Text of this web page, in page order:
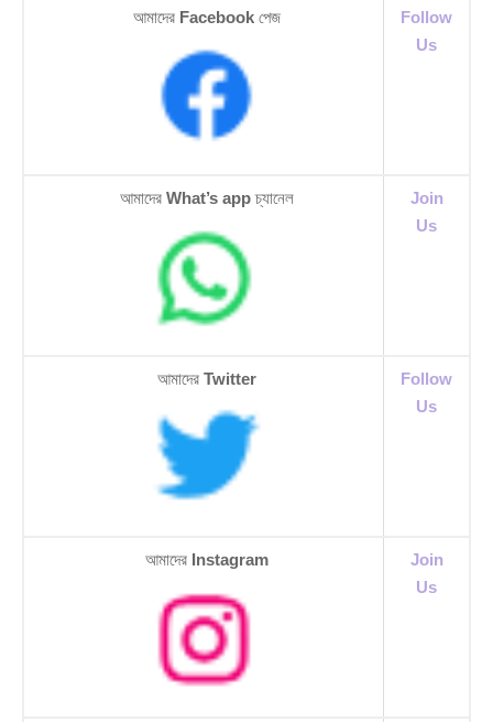
আমাদের Facebook পেজ
Follow
Us
আমাদের What’s app চ্যানেল
Join
Us
আমাদের Twitter
Follow
Us
আমাদের Instagram
Join
Us